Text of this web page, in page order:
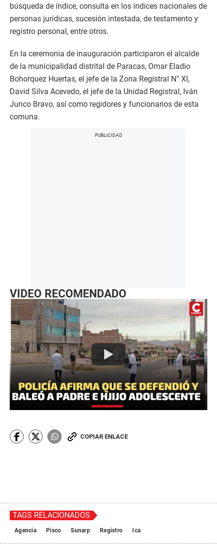
búsqueda de índice, consulta en los índices nacionales de
personas jurídicas, sucesión intestada, de testamento y
registro personal, entre otros.
En la ceremonia de inauguración participaron el alcalde
de la municipalidad distrital de Paracas, Omar Eladio
Bohorquez Huertas, el jefe de la Zona Registral N° XI,
David Silva Acevedo, el jefe de la Unidad Registral, Iván
Junco Bravo, así como regidores y funcionarios de esta
comuna.
VIDEO RECOMENDADO
COPIAR ENLACE
TAGS RELACIONADOS
Agencia Pisco Sunarp Registro Ica